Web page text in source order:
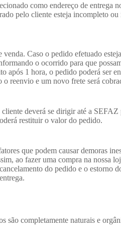
como endereço de entrega
pelo cliente esteja incompleto
Caso o pedido efetuado
o ocorrido para que
após 1 hora, o pedido poderá
o reenvio e um novo frete será
deverá se dirigir até a
restituir o valor do pedido.
que podem causar demoras
ao fazer uma compra na nossa
do pedido e o estorno
completamente naturais e